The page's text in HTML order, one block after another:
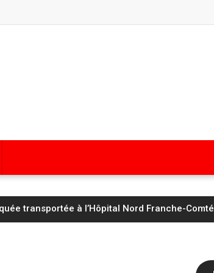
d’affronter un Saint‑Étienne « taillé pour la